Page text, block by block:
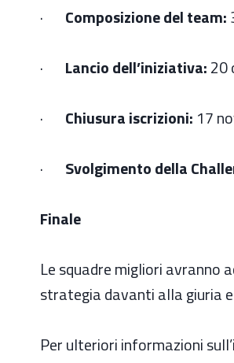
· Composizione del team:
· Lancio dell’iniziativa:20
· Chiusura iscrizioni: 17
· Svolgimento della
Finale
Le squadre migliori avranno
strategia davanti alla giuria
Per ulteriori informazioni